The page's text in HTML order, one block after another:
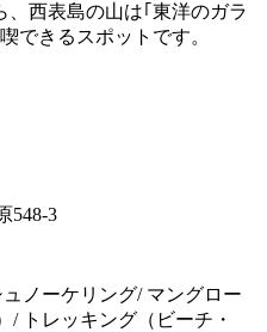
西表島の山は｢東洋のガラ
できるスポットです。
548-3
ノーケリング/ マングロー
/ トレッキング（ビーチ・